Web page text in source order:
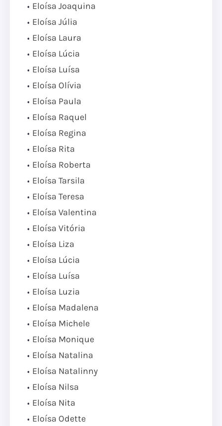
Eloísa Joaquina
Eloísa Júlia
Eloísa Laura
Eloísa Lúcia
Eloísa Luísa
Eloísa Olívia
Eloísa Paula
Eloísa Raquel
Eloísa Regina
Eloísa Rita
Eloísa Roberta
Eloísa Tarsila
Eloísa Teresa
Eloísa Valentina
Eloísa Vitória
Eloísa Liza
Eloísa Lúcia
Eloísa Luísa
Eloísa Luzia
Eloísa Madalena
Eloísa Michele
Eloísa Monique
Eloísa Natalina
Eloísa Natalinny
Eloísa Nilsa
Eloísa Nita
Eloísa Odette